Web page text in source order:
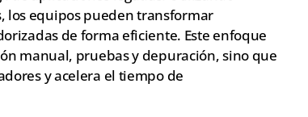
los equipos pueden transformar
de forma eficiente. Este enfoque
manual, pruebas y depuración, sino que
y acelera el tiempo de